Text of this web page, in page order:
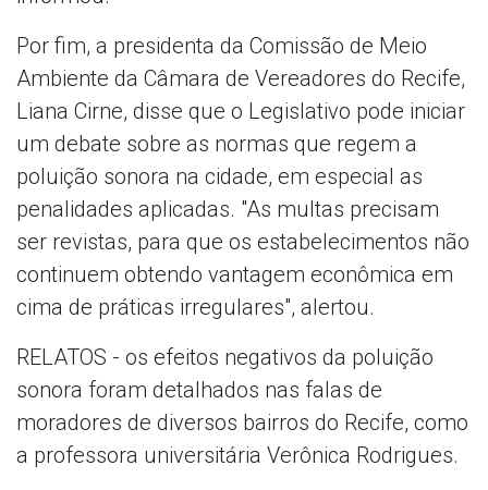
Por fim, a presidenta da Comissão de Meio
Ambiente da Câmara de Vereadores do Recife,
Liana Cirne, disse que o Legislativo pode iniciar
um debate sobre as normas que regem a
poluição sonora na cidade, em especial as
penalidades aplicadas. "As multas precisam
ser revistas, para que os estabelecimentos não
continuem obtendo vantagem econômica em
cima de práticas irregulares", alertou.
RELATOS - os efeitos negativos da poluição
sonora foram detalhados nas falas de
moradores de diversos bairros do Recife, como
a professora universitária Verônica Rodrigues.